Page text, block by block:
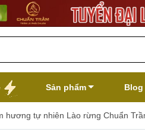
Sản phẩm Blog
hương tự nhiên Lào rừng Chuẩn